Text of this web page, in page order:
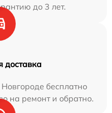
до 3 лет.
доставка
бесплатно
на ремонт и обратно.